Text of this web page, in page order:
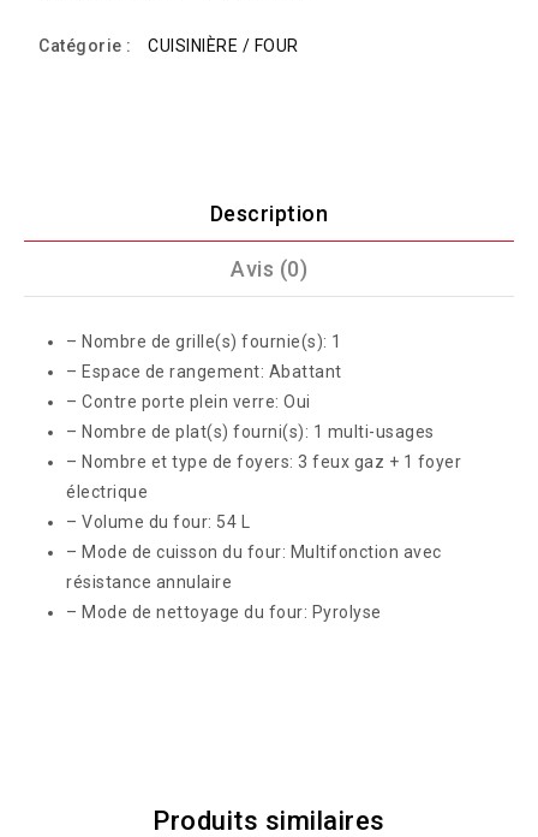
Catégorie : CUISINIÈRE / FOUR
Description
Avis (0)
– Nombre de grille(s) fournie(s): 1
– Espace de rangement: Abattant
– Contre porte plein verre: Oui
– Nombre de plat(s) fourni(s): 1 multi-usages
– Nombre et type de foyers: 3 feux gaz + 1 foyer
électrique
– Volume du four: 54 L
– Mode de cuisson du four: Multifonction avec
résistance annulaire
– Mode de nettoyage du four: Pyrolyse
Produits similaires